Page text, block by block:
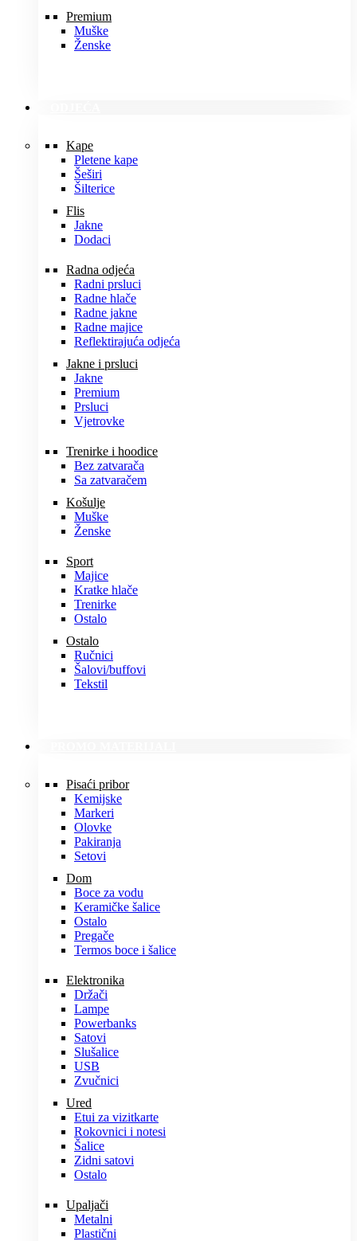
Premium
Muške
Ženske
Kape
Pletene kape
Šeširi
Šilterice
Flis
Jakne
Dodaci
Radna odjeća
Radni prsluci
Radne hlače
Radne jakne
Radne majice
Reflektirajuća odjeća
Jakne i prsluci
Jakne
Premium
Prsluci
Vjetrovke
Trenirke i hoodice
Bez zatvarača
Sa zatvaračem
Košulje
Muške
Ženske
Sport
Majice
Kratke hlače
Trenirke
Ostalo
Ostalo
Ručnici
Šalovi/buffovi
Tekstil
Pisaći pribor
Kemijske
Markeri
Olovke
Pakiranja
Setovi
Dom
Boce za vodu
Keramičke šalice
Ostalo
Pregače
Termos boce i šalice
Elektronika
Držači
Lampe
Powerbanks
Satovi
Slušalice
USB
Zvučnici
Ured
Etui za vizitkarte
Rokovnici i notesi
Šalice
Zidni satovi
Ostalo
Upaljači
Metalni
Plastični